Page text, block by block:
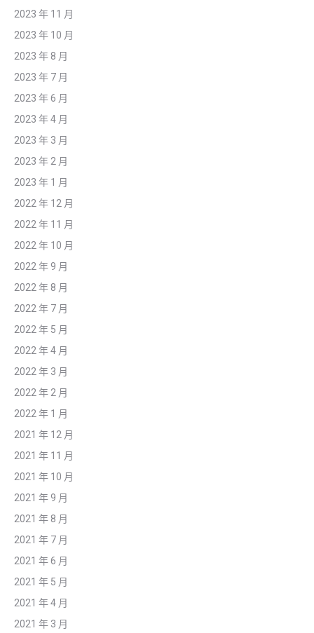
2023 年 11 月
2023 年 10 月
2023 年 8 月
2023 年 7 月
2023 年 6 月
2023 年 4 月
2023 年 3 月
2023 年 2 月
2023 年 1 月
2022 年 12 月
2022 年 11 月
2022 年 10 月
2022 年 9 月
2022 年 8 月
2022 年 7 月
2022 年 5 月
2022 年 4 月
2022 年 3 月
2022 年 2 月
2022 年 1 月
2021 年 12 月
2021 年 11 月
2021 年 10 月
2021 年 9 月
2021 年 8 月
2021 年 7 月
2021 年 6 月
2021 年 5 月
2021 年 4 月
2021 年 3 月